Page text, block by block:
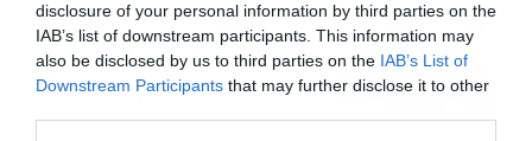
disclosure of your personal information by third parties on the
IAB’s list of downstream participants. This information may
also be disclosed by us to third parties on the IAB’s List of
Downstream Participants that may further disclose it to other
Εορτολόγιο 8-8: Ποιοι
γιορτάζουν σήμερα; Χρόνια
Πολλά
08:25